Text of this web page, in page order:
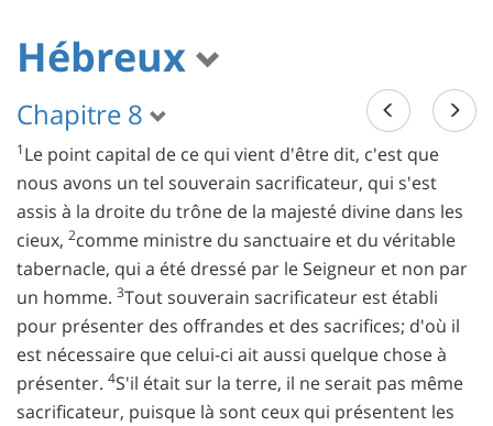
Hébreux
Chapitre 8
1Le point capital de ce qui vient d'être dit, c'est que
nous avons un tel souverain sacrificateur, qui s'est
assis à la droite du trône de la majesté divine dans les
cieux, 2comme ministre du sanctuaire et du véritable
tabernacle, qui a été dressé par le Seigneur et non par
un homme. 3Tout souverain sacrificateur est établi
pour présenter des offrandes et des sacrifices; d'où il
est nécessaire que celui-ci ait aussi quelque chose à
présenter. 4S'il était sur la terre, il ne serait pas même
sacrificateur, puisque là sont ceux qui présentent les